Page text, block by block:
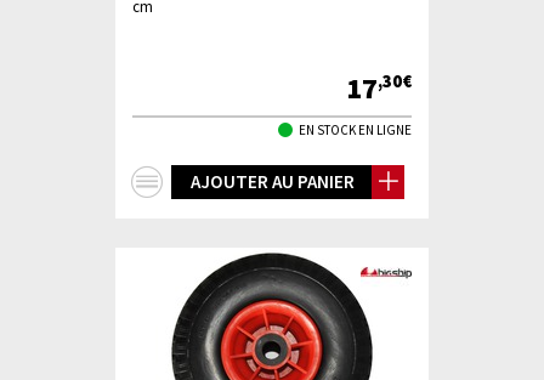
cm
17,30€
EN STOCK EN LIGNE
AJOUTER AU PANIER